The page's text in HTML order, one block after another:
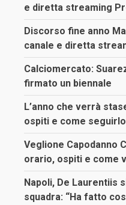
e diretta streaming
Discorso fine anno
canale e diretta
Calciomercato:
firmato un biennale
L’anno che verrà
ospiti e come
Veglione Capodanno
orario, ospiti e come
Napoli, De Laurentiis
squadra: “Ha fatto